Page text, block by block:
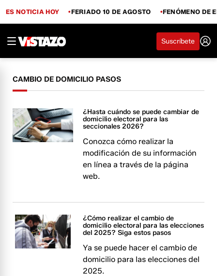
ES NOTICIA HOY FERIADO 10 DE AGOSTO FENÓMENO DE
Suscríbete
CAMBIO DE DOMICILIO PASOS
¿Hasta cuándo se puede cambiar de
domicilio electoral para las
seccionales 2026?
Conozca cómo realizar la
modificación de su información
en línea a través de la página
web.
¿Cómo realizar el cambio de
domicilio electoral para las elecciones
del 2025? Siga estos pasos
Ya se puede hacer el cambio de
domicilio para las elecciones del
2025.